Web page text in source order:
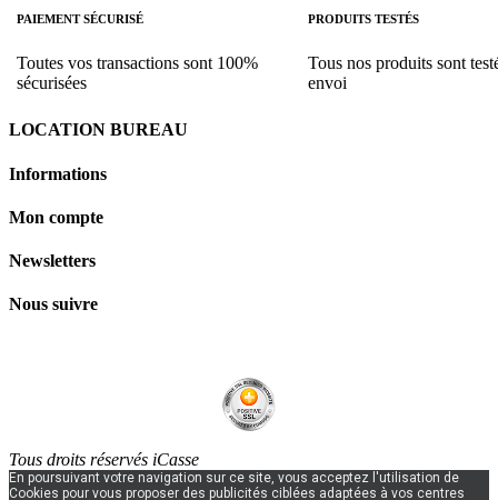
PAIEMENT SÉCURISÉ
Toutes vos transactions sont 100%
sécurisées
PRODUITS TESTÉS
Tous nos produits sont
envoi
LOCATION BUREAU
Informations
Mon compte
Newsletters
Nous suivre
Tous droits réservés iCasse
En poursuivant votre navigation sur ce site, vous acceptez l'utilisation de
Cookies pour vous proposer des publicités ciblées adaptées à vos centres